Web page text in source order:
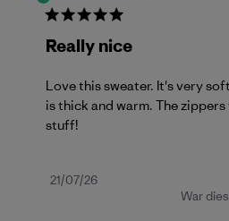
Really nice
Love this sweater. It's very
is thick and warm. The
stuff!
Veröffentlichungsdatum
21/07/26
War